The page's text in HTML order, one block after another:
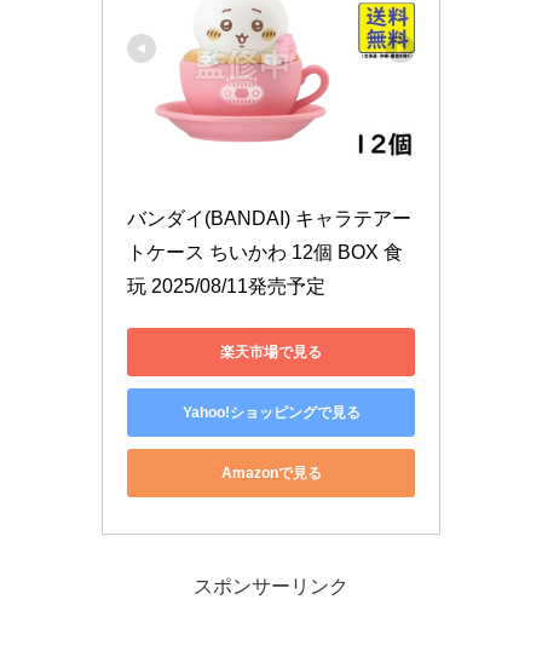
バンダイ(BANDAI) キャラテアー
トケース ちいかわ 12個 BOX 食
玩 2025/08/11発売予定
楽天市場で見る
Yahoo!ショッピングで見る
Amazonで見る
スポンサーリンク